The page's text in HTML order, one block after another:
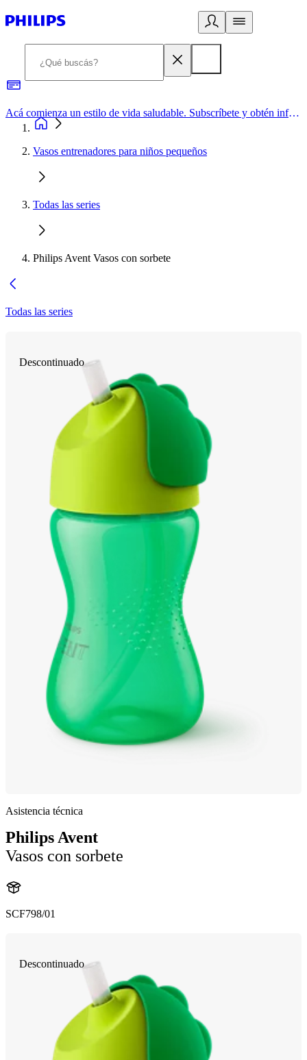
Acá comienza un estilo de vida saludable. Subscríbete y obtén información de primera mano
Vasos entrenadores para niños pequeños
Todas las series
Philips Avent Vasos con sorbete
Todas las series
Descontinuado
Asistencia técnica
Philips Avent
Vasos con sorbete
SCF798/01
Descontinuado